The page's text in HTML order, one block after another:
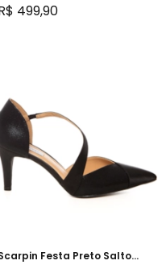
499,90
Festa Preto Salto